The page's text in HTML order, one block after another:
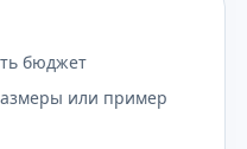
бюджет
или пример